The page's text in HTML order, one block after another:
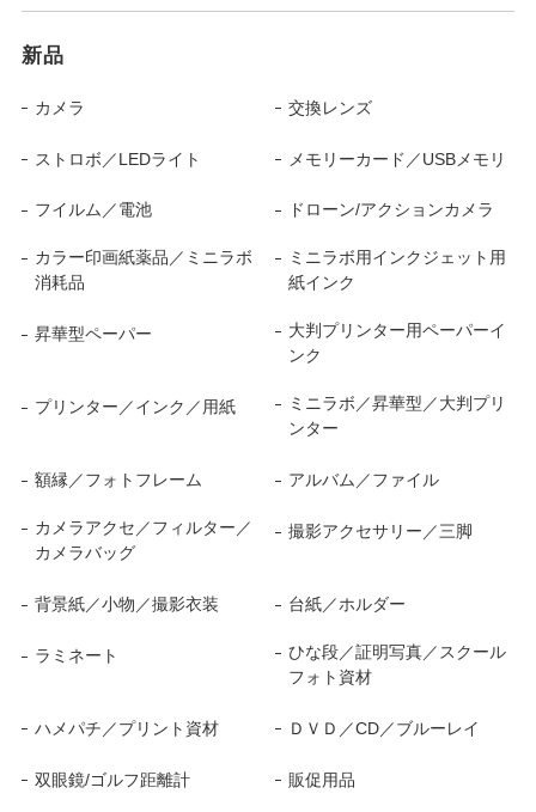
新品
カメラ 交換レンズ
ストロボ／LEDライト メモリーカード／USBメモリ
フイルム／電池 ドローン/アクションカメラ
カラー印画紙薬品／ミニラボ
消耗品
ミニラボ用インクジェット用
紙インク
昇華型ペーパー
大判プリンター用ペーパーイ
ンク
プリンター／インク／用紙
ミニラボ／昇華型／大判プリ
ンター
額縁／フォトフレーム アルバム／ファイル
カメラアクセ／フィルター／
カメラバッグ
撮影アクセサリー／三脚
背景紙／小物／撮影衣装 台紙／ホルダー
ラミネート
ひな段／証明写真／スクール
フォト資材
ハメパチ／プリント資材 ＤＶＤ／CD／ブルーレイ
双眼鏡/ゴルフ距離計 販促用品